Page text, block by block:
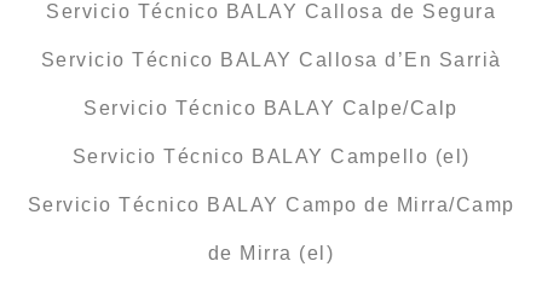
Servicio Técnico BALAY Callosa de Segura
Servicio Técnico BALAY Callosa d’En Sarrià
Servicio Técnico BALAY Calpe/Calp
Servicio Técnico BALAY Campello (el)
Servicio Técnico BALAY Campo de Mirra/Camp
de Mirra (el)